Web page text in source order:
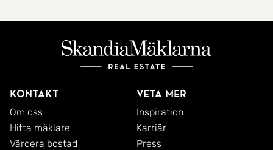
Kontakt
Om oss
Hitta mäklare
Värdera bostad
Veta mer
Inspiration
Karriär
Press